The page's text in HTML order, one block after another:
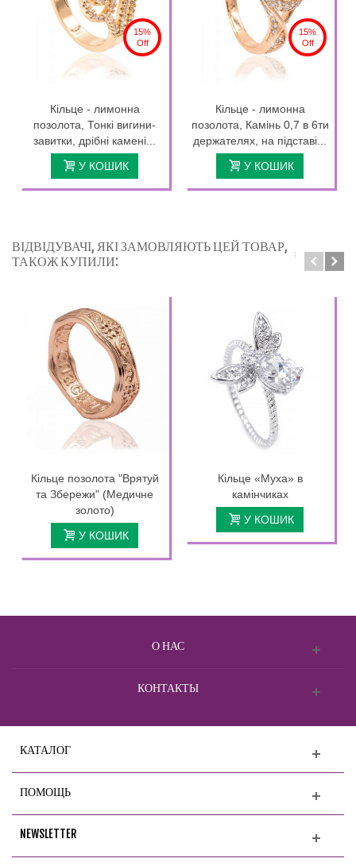
15%
Off
Кільце - лимонна
позолота, Тонкі вигини-
завитки, дрібні камені...
У КОШИК
15%
Off
Кільце - лимонна
позолота, Камінь 0,7 в 6ти
держателях, на підставі...
У КОШИК
ВІДВІДУВАЧІ, ЯКІ ЗАМОВЛЯЮТЬ ЦЕЙ ТОВАР,
ТАКОЖ КУПИЛИ:
Кільце позолота "Врятуй
та Збережи" (Медичне
золото)
У КОШИК
Кільце «Муха» в
камінчиках
У КОШИК
О НАС
КОНТАКТЫ
КАТАЛОГ
ПОМОЩЬ
NEWSLETTER